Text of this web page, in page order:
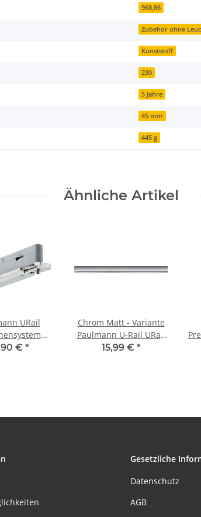
968,86
Zubehör ohne
Kunststoff
230
5 Jahre
45 mm
445 g
Ähnliche Artikel
URail
Linien
€ *
Chrom Matt - Variante
Paulmann U-Rail URail
230V Schienensystem
15,99 € *
Gesetzliche
Datenschutz
AGB